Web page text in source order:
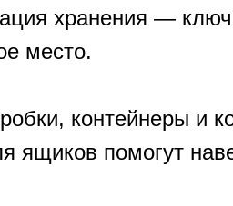
хранения —
место.
контейнеры и
ящиков помогут